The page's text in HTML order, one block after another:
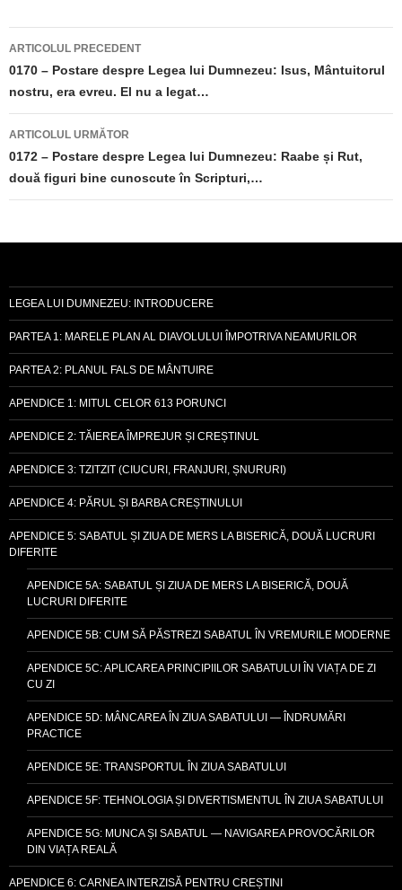
Navigare
în
articole
ARTICOLUL PRECEDENT
0170 – Postare despre Legea lui Dumnezeu: Isus, Mântuitorul
nostru, era evreu. El nu a legat…
ARTICOLUL URMĂTOR
0172 – Postare despre Legea lui Dumnezeu: Raabe și Rut,
două figuri bine cunoscute în Scripturi,…
LEGEA LUI DUMNEZEU: INTRODUCERE
PARTEA 1: MARELE PLAN AL DIAVOLULUI ÎMPOTRIVA NEAMURILOR
PARTEA 2: PLANUL FALS DE MÂNTUIRE
APENDICE 1: MITUL CELOR 613 PORUNCI
APENDICE 2: TĂIEREA ÎMPREJUR ȘI CREȘTINUL
APENDICE 3: TZITZIT (CIUCURI, FRANJURI, ȘNURURI)
APENDICE 4: PĂRUL ȘI BARBA CREȘTINULUI
APENDICE 5: SABATUL ȘI ZIUA DE MERS LA BISERICĂ, DOUĂ LUCRURI
DIFERITE
APENDICE 5A: SABATUL ȘI ZIUA DE MERS LA BISERICĂ, DOUĂ
LUCRURI DIFERITE
APENDICE 5B: CUM SĂ PĂSTREZI SABATUL ÎN VREMURILE MODERNE
APENDICE 5C: APLICAREA PRINCIPIILOR SABATULUI ÎN VIAȚA DE ZI
CU ZI
APENDICE 5D: MÂNCAREA ÎN ZIUA SABATULUI — ÎNDRUMĂRI
PRACTICE
APENDICE 5E: TRANSPORTUL ÎN ZIUA SABATULUI
APENDICE 5F: TEHNOLOGIA ȘI DIVERTISMENTUL ÎN ZIUA SABATULUI
APENDICE 5G: MUNCA ȘI SABATUL — NAVIGAREA PROVOCĂRILOR
DIN VIAȚA REALĂ
APENDICE 6: CARNEA INTERZISĂ PENTRU CREȘTINI